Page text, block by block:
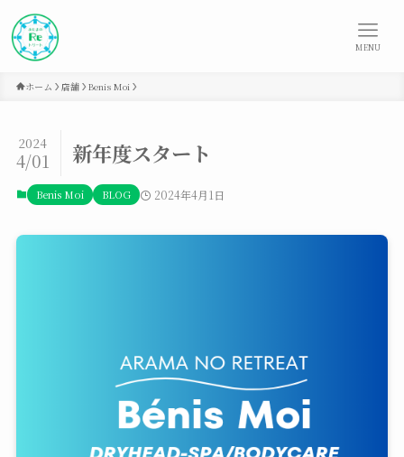
MENU
ホーム 店舗 Benis Moi
新年度スタート
2024
4/01
Benis Moi BLOG 2024年4月1日